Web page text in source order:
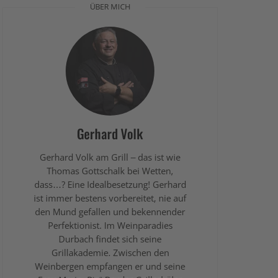
ÜBER MICH
Gerhard Volk
Gerhard Volk am Grill – das ist wie
Thomas Gottschalk bei Wetten,
dass…? Eine Idealbesetzung! Gerhard
ist immer bestens vorbereitet, nie auf
den Mund gefallen und bekennender
Perfektionist. Im Weinparadies
Durbach findet sich seine
Grillakademie. Zwischen den
Weinbergen empfangen er und seine